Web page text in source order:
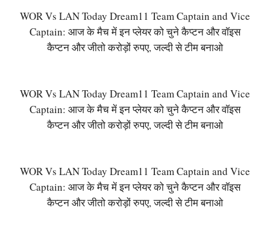
WOR Vs LAN Today Dream11 Team Captain and Vice
Captain: आज के मैच में इन प्लेयर को चुने कैप्टन और वॉइस
कैप्टन और जीतो करोड़ों रुपए, जल्दी से टीम बनाओ
WOR Vs LAN Today Dream11 Team Captain and Vice
Captain: आज के मैच में इन प्लेयर को चुने कैप्टन और वॉइस
कैप्टन और जीतो करोड़ों रुपए, जल्दी से टीम बनाओ
WOR Vs LAN Today Dream11 Team Captain and Vice
Captain: आज के मैच में इन प्लेयर को चुने कैप्टन और वॉइस
कैप्टन और जीतो करोड़ों रुपए, जल्दी से टीम बनाओ